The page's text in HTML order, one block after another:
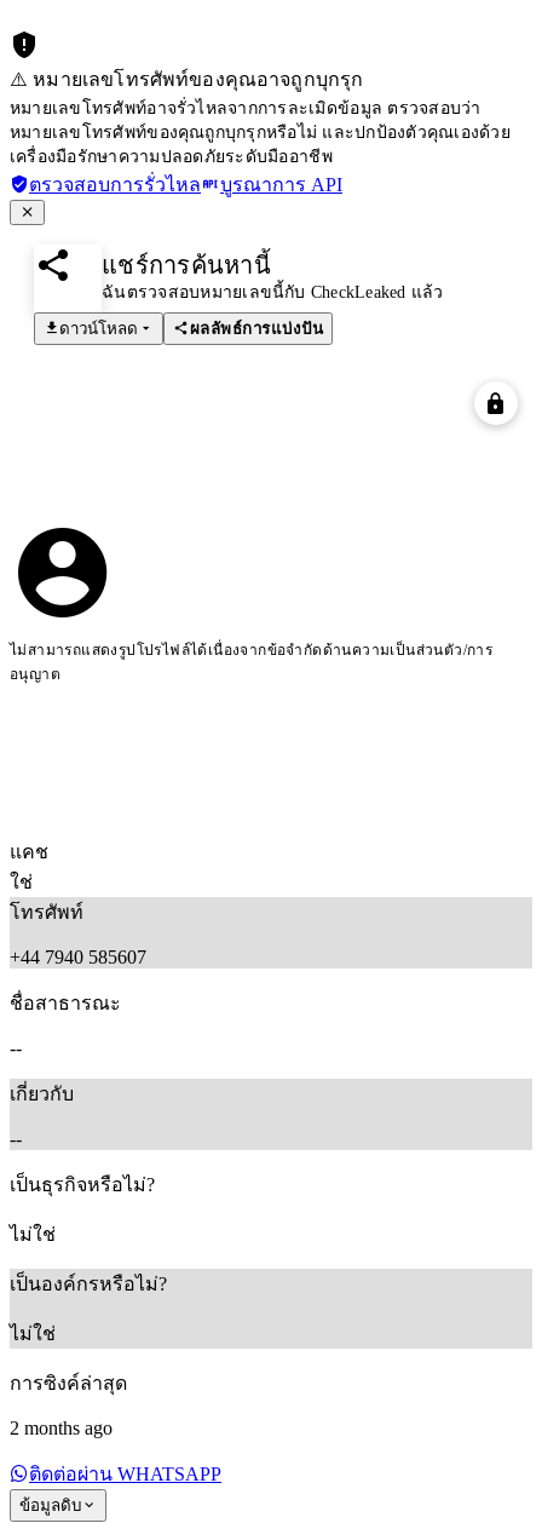
⚠️ หมายเลขโทรศัพท์ของคุณอาจถูกบุกรุก
หมายเลขโทรศัพท์อาจรั่วไหลจากการละเมิดข้อมูล ตรวจสอบว่า
หมายเลขโทรศัพท์ของคุณถูกบุกรุกหรือไม่ และปกป้องตัวคุณเองด้วย
เครื่องมือรักษาความปลอดภัยระดับมืออาชีพ
ตรวจสอบการรั่วไหล บูรณาการ API
แชร์การค้นหานี้
ฉันตรวจสอบหมายเลขนี้กับ CheckLeaked แล้ว
ดาวน์โหลด
ผลลัพธ์การแบ่งปัน
ไม่สามารถแสดงรูปโปรไฟล์ได้เนื่องจากข้อจำกัดด้านความเป็นส่วนตัว/การ
อนุญาต
แคช
ใช่
โทรศัพท์
+44 7940 585607
ชื่อสาธารณะ
--
เกี่ยวกับ
--
เป็นธุรกิจหรือไม่?
ไม่ใช่
เป็นองค์กรหรือไม่?
ไม่ใช่
การซิงค์ล่าสุด
2 months ago
ติดต่อผ่าน WHATSAPP
ข้อมูลดิบ